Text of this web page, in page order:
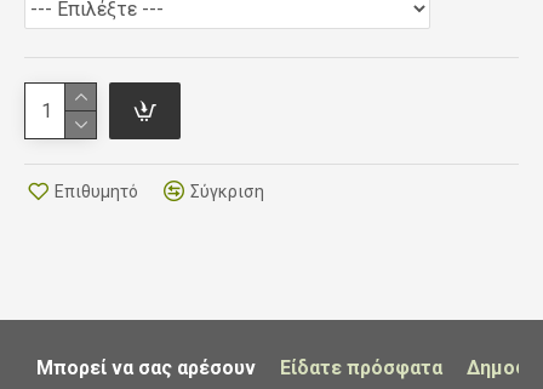
Επιθυμητό Σύγκριση
Μπορεί να σας αρέσουν Είδατε πρόσφατα